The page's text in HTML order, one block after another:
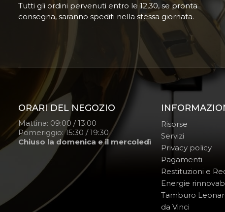
Tutti gli ordini pervenuti entro le 12,30, se pronta
consegna, saranno spediti nella stessa giornata.
ORARI DEL NEGOZIO
Mattina: 09:00 / 13:00
Pomeriggio: 15:30 / 19:30
Chiuso la domenica e il mercoledì
Risorse
Servizi
Privacy policy
Pagamenti
Restituzioni e
Energie
Tamburo
da Vinci